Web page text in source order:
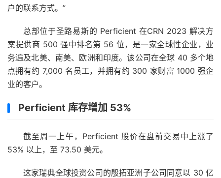
户的联系方式。”
总部位于圣路易斯的 Perficient 在CRN 2023 解决方
案提供商 500 强中排名第 56 位，是一家全球性企业，业
务遍及北美、南美、欧洲和印度。该公司在全球 40 多个地
点拥有约 7,000 名员工，并拥有约 300 家财富 1000 强企
业的客户。
Perficient 库存增加 53%
截至周一上午，Perficient 股价在盘前交易中上涨了
53% 以上，至 73.50 美元。
这家瑞典全球投资公司的殷拓亚洲子公司同意以 30 亿